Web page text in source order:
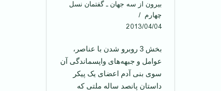
بیرون از سه جهان ـ گفتمان نسل
چهارم
2013/04/04
بخش 3 روبرو شدن با عناصر،
عوامل و جبهه‌های واپسماندگی آن
سوی بنی آدم اعضای یک پیکر
داستان پانصد ساله ملتی که